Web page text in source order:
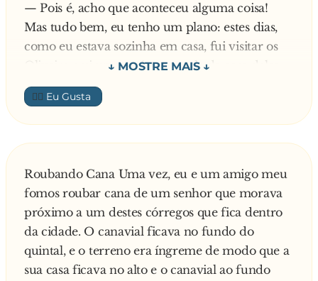
observaçao todos falharam, pois nimguém
percebeu que eu enfiei o dedo indicador no cu
do mendigo e lambi o dedo médio!
— Pois é, acho que aconteceu alguma coisa!
Mas tudo bem, eu tenho um plano: estes dias,
como eu estava sozinha em casa, fui visitar os
Oliveira e vi uma estátua na sala da casa deles
que parecia real! Eu vou cobrir você de talco,
coloco um lençol e pronto: Você fica parecendo
com aquela escultura!
Mais que depressa, enquanto o marido
subia a escada... etc., etc, preparam o disfarce.
Quando ele entrou na sala, logo perguntou:
— Querida, o que é isso?
— Ah amor, esta é uma estátua que eu comprei.
Não é linda? Feita toda em mármore!
— É. É perfeita mesmo.
👍🏼
Roubando Cana Uma vez, eu e um amigo meu
fomos roubar cana de um senhor que morava
próximo a um destes córregos que fica dentro
da cidade. O canavial ficava no fundo do
quintal, e o terreno era íngreme de modo que a
sua casa ficava no alto e o canavial ao fundo